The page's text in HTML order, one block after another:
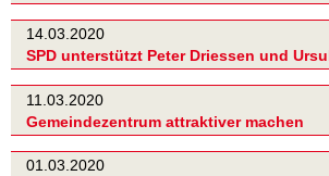
14.03.2020
SPD unterstützt Peter Driessen und
11.03.2020
Gemeindezentrum attraktiver machen
01.03.2020